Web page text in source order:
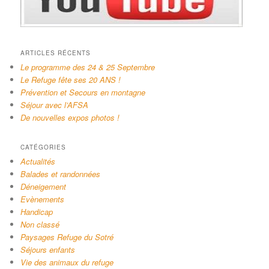
ARTICLES RÉCENTS
Le programme des 24 & 25 Septembre
Le Refuge fête ses 20 ANS !
Prévention et Secours en montagne
Séjour avec l’AFSA
De nouvelles expos photos !
CATÉGORIES
Actualités
Balades et randonnées
Déneigement
Evènements
Handicap
Non classé
Paysages Refuge du Sotré
Séjours enfants
Vie des animaux du refuge